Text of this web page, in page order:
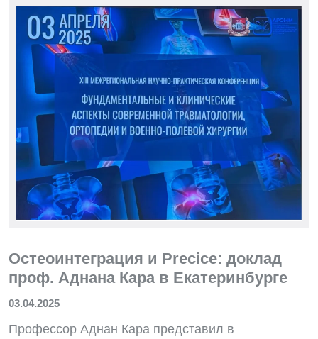
Остеоинтеграция и Precice: доклад
проф. Аднана Кара в Екатеринбурге
03.04.2025
Профессор Аднан Кара представил в